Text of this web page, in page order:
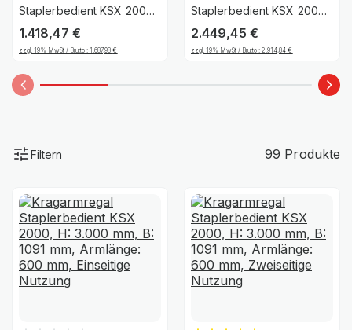
Staplerbedient KSX 2000,
H: 3.000 mm, B: 1091 mm,
Armlänge: 600 mm,
1.418,47 €
zzgl. 19% MwSt / Brutto :1.687,98€
Staplerbedient KSX 2000,
H: 3.000 mm, B: 3691 mm,
Armlänge: 800 mm,
2.449,45 €
zzgl. 19% MwSt / Brutto :2.914,84€
Filtern 99 Produkte